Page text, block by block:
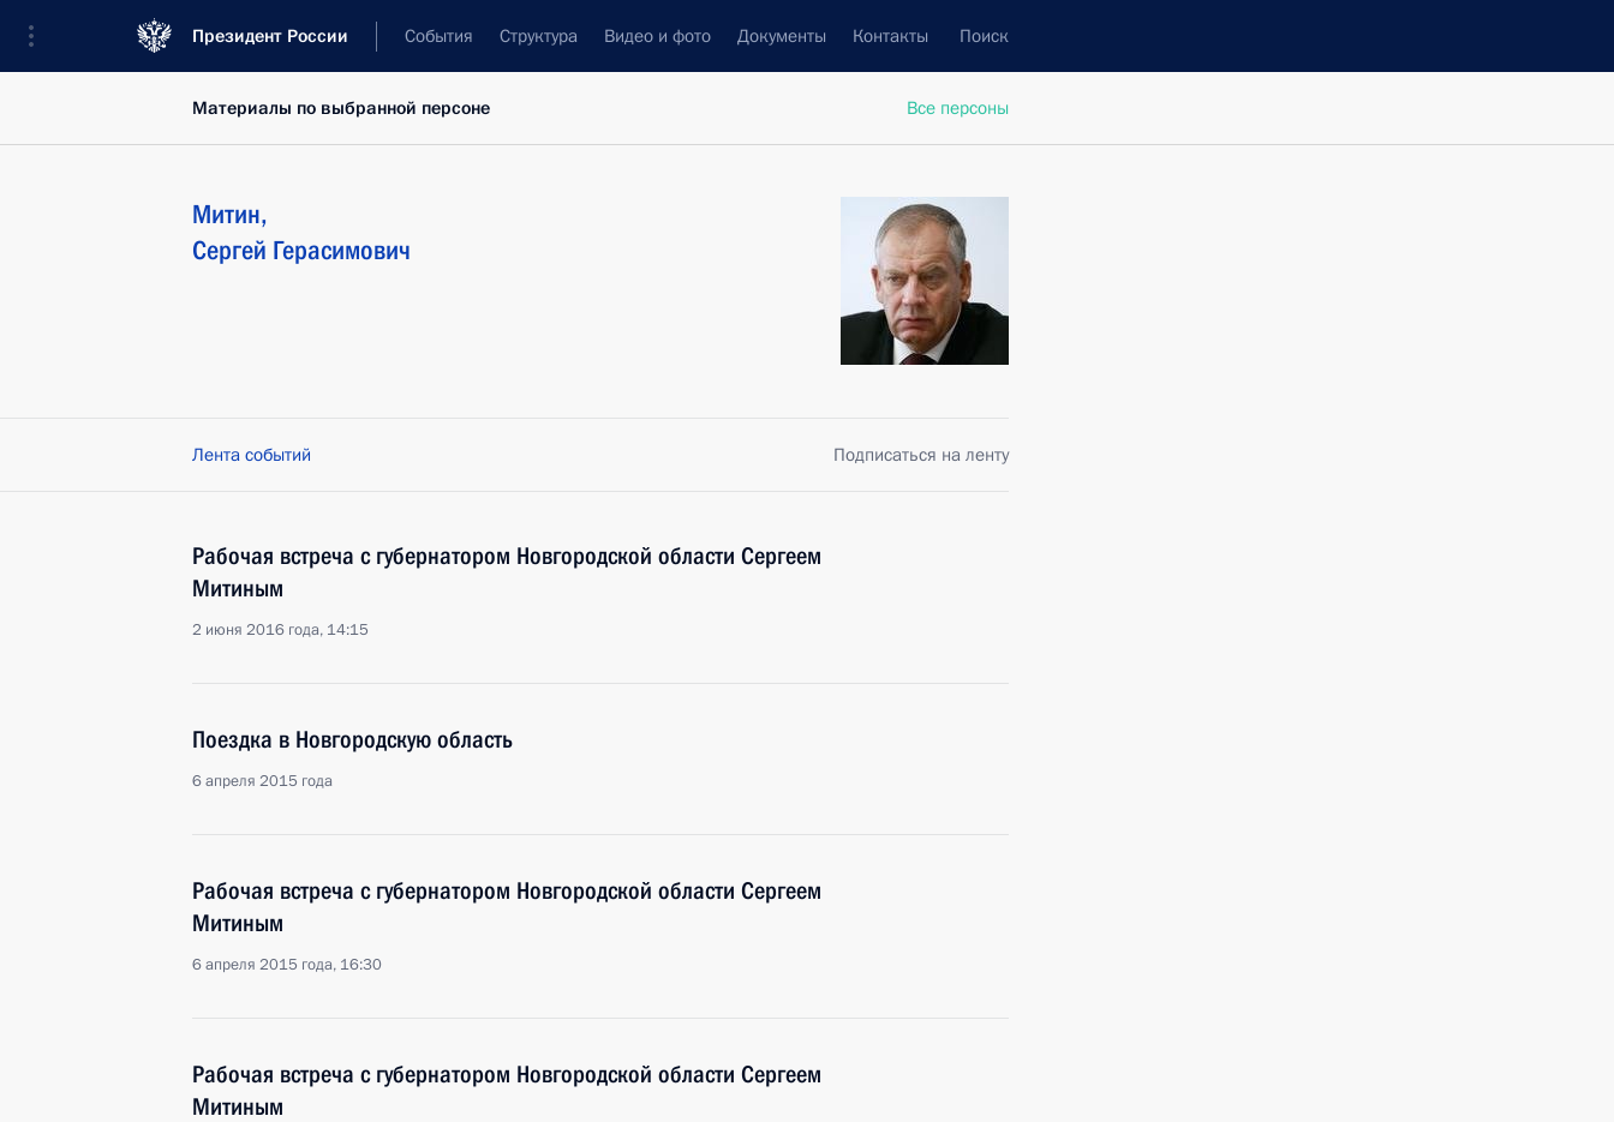
Президент России События Структура Видео и фото Документы Контакты Поиск
Все персоны
Материалы по выбранной персоне
Митин,
Сергей Герасимович
Лента событий Подписаться на ленту
Рабочая встреча с губернатором Новгородской области Сергеем
Митиным
2 июня 2016 года, 14:15
Поездка в Новгородскую область
6 апреля 2015 года
Рабочая встреча с губернатором Новгородской области Сергеем
Митиным
6 апреля 2015 года, 16:30
Рабочая встреча с губернатором Новгородской области Сергеем
Митиным